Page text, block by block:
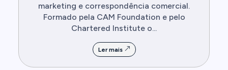
marketing e correspondência comercial.
Formado pela CAM Foundation e pelo
Chartered Institute o...
Ler mais